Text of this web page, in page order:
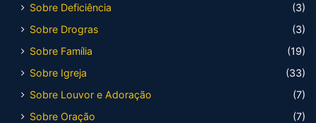
Sobre Deficiência
(3)
Sobre Drogras
(3)
Sobre Família
(19)
Sobre Igreja
(33)
Sobre Louvor e Adoração
(7)
Sobre Oração
(7)